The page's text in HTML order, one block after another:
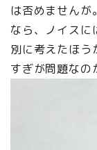
は否めませんが
なら、ノイスに
別に考えたほう
すぎが問題なの